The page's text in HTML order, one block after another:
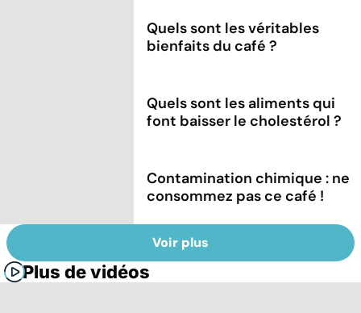
Quels sont les véritables
bienfaits du café ?
Quels sont les aliments qui
font baisser le cholestérol ?
Contamination chimique : ne
consommez pas ce café !
Voir plus
Plus de vidéos